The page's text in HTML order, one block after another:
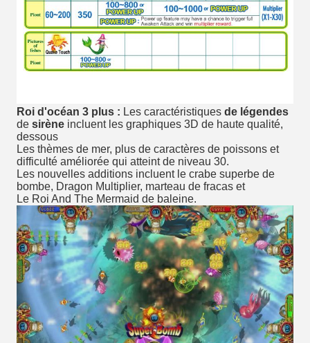
Roi d'océan 3 plus : Les caractéristiques de légendes
de sirène incluent les graphiques 3D de haute qualité,
dessous
Les thèmes de mer, plus de caractères de poissons et
difficulté améliorée qui atteint de niveau 30.
Les nouvelles additions incluent le crabe superbe de
bombe, Dragon Multiplier, marteau de fracas et
Le Roi And The Mermaid de baleine.